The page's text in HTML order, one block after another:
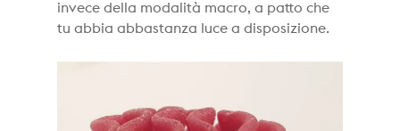
invece della modalità macro, a patto che
tu abbia abbastanza luce a disposizione.